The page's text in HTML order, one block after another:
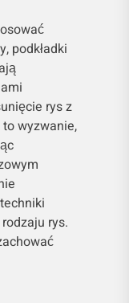
podkładki
rys z
wyzwanie,
rys.